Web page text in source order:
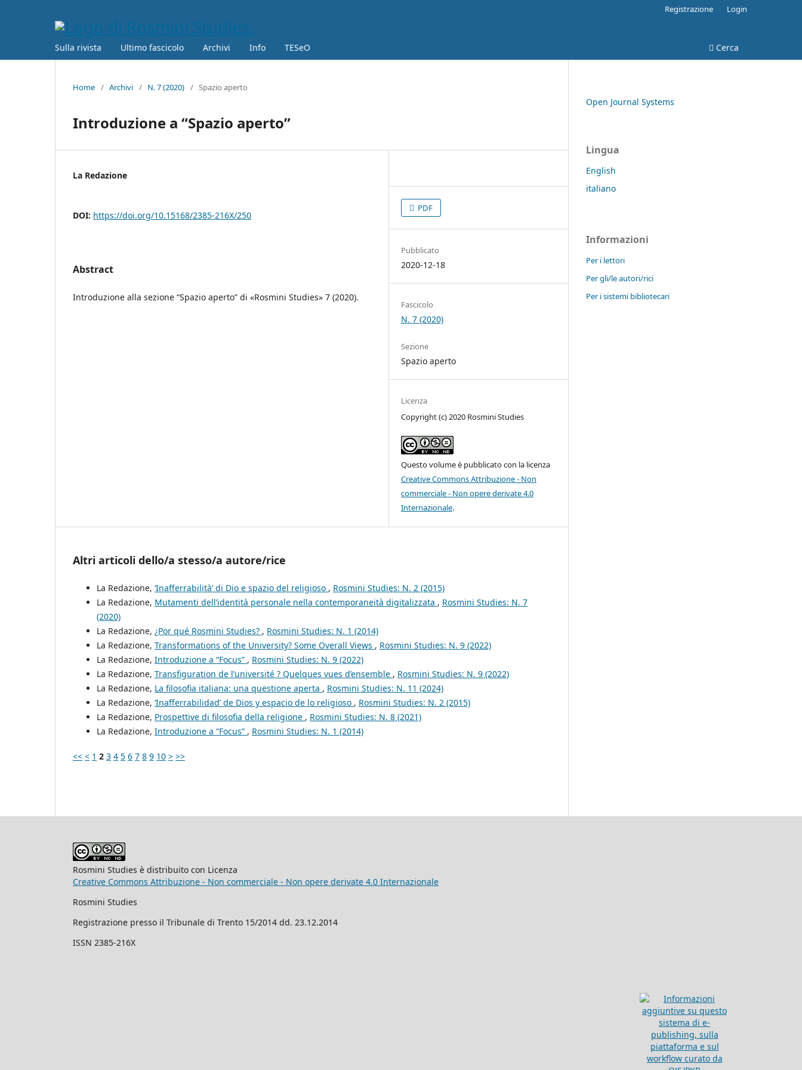
Sulla rivista Ultimo fascicolo Archivi Info TESeO Cerca
Registrazione Login
Home / Archivi / N. 7 (2020) / Spazio aperto
Introduzione a “Spazio aperto”
La Redazione
DOI: https://doi.org/10.15168/2385-216X/250
Abstract
Introduzione alla sezione “Spazio aperto” di «Rosmini Studies» 7 (2020).
PDF
Pubblicato
2020-12-18
Fascicolo
N. 7 (2020)
Sezione
Spazio aperto
Licenza
Copyright (c) 2020 Rosmini Studies
Questo volume è pubblicato con la licenza
Creative Commons Attribuzione - Non
commerciale - Non opere derivate 4.0
Internazionale.
Altri articoli dello/a stesso/a autore/rice
La Redazione, ‘Inafferrabilità’ di Dio e spazio del religioso , Rosmini Studies: N. 2 (2015)
La Redazione, Mutamenti dell’identità personale nella contemporaneità digitalizzata , Rosmini Studies: N. 7
(2020)
La Redazione, ¿Por qué Rosmini Studies? , Rosmini Studies: N. 1 (2014)
La Redazione, Transformations of the University? Some Overall Views , Rosmini Studies: N. 9 (2022)
La Redazione, Introduzione a “Focus” , Rosmini Studies: N. 9 (2022)
La Redazione, Transfiguration de l’université ? Quelques vues d’ensemble , Rosmini Studies: N. 9 (2022)
La Redazione, La filosofia italiana: una questione aperta , Rosmini Studies: N. 11 (2024)
La Redazione, ‘Inafferrabilidad’ de Dios y espacio de lo religioso , Rosmini Studies: N. 2 (2015)
La Redazione, Prospettive di filosofia della religione , Rosmini Studies: N. 8 (2021)
La Redazione, Introduzione a “Focus” , Rosmini Studies: N. 1 (2014)
<< < 1 2 3 4 5 6 7 8 9 10 > >>
Open Journal Systems
Lingua
English
italiano
Informazioni
Per i lettori
Per gli/le autori/rici
Per i sistemi bibliotecari
Rosmini Studies è distribuito con Licenza
Creative Commons Attribuzione - Non commerciale - Non opere derivate 4.0 Internazionale
Rosmini Studies
Registrazione presso il Tribunale di Trento 15/2014 dd. 23.12.2014
ISSN 2385-216X